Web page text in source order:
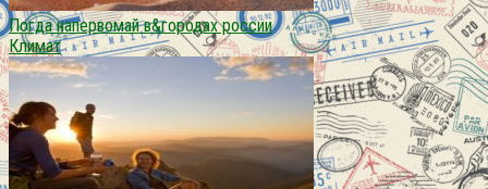
Погда напервомай в&городах россии
Климат